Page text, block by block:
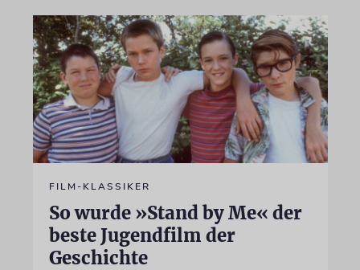
FILM-KLASSIKER
So wurde »Stand by Me« der
beste Jugendfilm der
Geschichte